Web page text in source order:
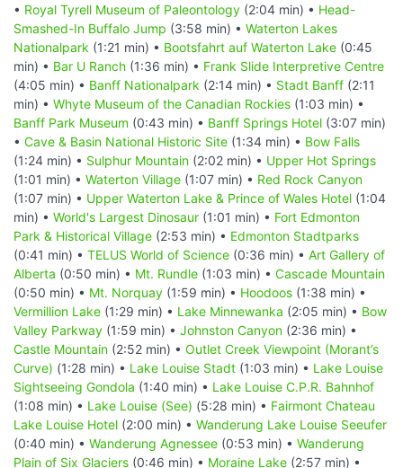
• Royal Tyrell Museum of Paleontology (2:04 min) • Head-
Smashed-In Buffalo Jump (3:58 min) • Waterton Lakes
Nationalpark (1:21 min) • Bootsfahrt auf Waterton Lake (0:45
min) • Bar U Ranch (1:36 min) • Frank Slide Interpretive Centre
(4:05 min) • Banff Nationalpark (2:14 min) • Stadt Banff (2:11
min) • Whyte Museum of the Canadian Rockies (1:03 min) •
Banff Park Museum (0:43 min) • Banff Springs Hotel (3:07 min)
• Cave & Basin National Historic Site (1:34 min) • Bow Falls
(1:24 min) • Sulphur Mountain (2:02 min) • Upper Hot Springs
(1:01 min) • Waterton Village (1:07 min) • Red Rock Canyon
(1:07 min) • Upper Waterton Lake & Prince of Wales Hotel (1:04
min) • World's Largest Dinosaur (1:01 min) • Fort Edmonton
Park & Historical Village (2:53 min) • Edmonton Stadtparks
(0:41 min) • TELUS World of Science (0:36 min) • Art Gallery of
Alberta (0:50 min) • Mt. Rundle (1:03 min) • Cascade Mountain
(0:50 min) • Mt. Norquay (1:59 min) • Hoodoos (1:38 min) •
Vermillion Lake (1:29 min) • Lake Minnewanka (2:05 min) • Bow
Valley Parkway (1:59 min) • Johnston Canyon (2:36 min) •
Castle Mountain (2:52 min) • Outlet Creek Viewpoint (Morant’s
Curve) (1:28 min) • Lake Louise Stadt (1:03 min) • Lake Louise
Sightseeing Gondola (1:40 min) • Lake Louise C.P.R. Bahnhof
(1:08 min) • Lake Louise (See) (5:28 min) • Fairmont Chateau
Lake Louise Hotel (2:00 min) • Wanderung Lake Louise Seeufer
(0:40 min) • Wanderung Agnessee (0:53 min) • Wanderung
Plain of Six Glaciers (0:46 min) • Moraine Lake (2:57 min) •